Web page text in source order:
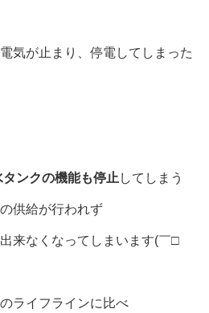
気が止まり、 停電してしまった
タンクの機能も停止してしまう
供給が行われず
来なくなってしまいます(￣□
ライフラインに比べ